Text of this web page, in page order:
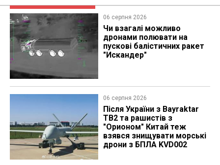
06 серпня 2026
Чи взагалі можливо
дронами полювати на
пускові балістичних ракет
"Искандер"
06 серпня 2026
Після України з Bayraktar
TB2 та рашистів з
"Орионом" Китай теж
взявся знищувати морські
дрони з БПЛА KVD002